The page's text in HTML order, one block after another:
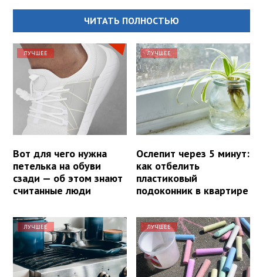
ЧИТАТЬ ПОЛНОСТЬЮ
ЛУЧШЕЕ
Вот для чего нужна
петелька на обуви
сзади — об этом знают
считанные люди
ЛУЧШЕЕ
Ослепит через 5 минут:
как отбелить
пластиковый
подоконник в квартире
ЛУЧШЕЕ ЛУЧШЕЕ